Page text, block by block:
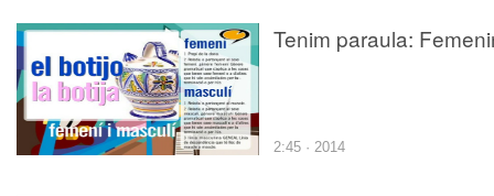
Tenim paraula:
2:45 · 2014